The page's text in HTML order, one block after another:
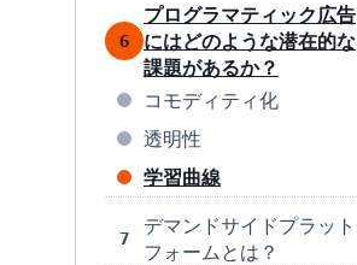
6
プログラマティック広告
にはどのような潜在的な
課題があるか？
コモディティ化
透明性
学習曲線
7
デマンドサイドプラット
フォームとは？